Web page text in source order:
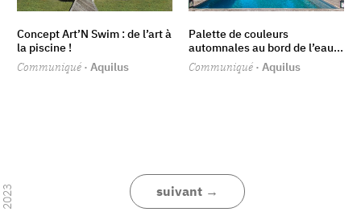
2023
Concept Art’N Swim : de l’art à
la piscine !
Communiqué · Aquilus
Palette de couleurs
automnales au bord de l’eau...
Communiqué · Aquilus
suivant →